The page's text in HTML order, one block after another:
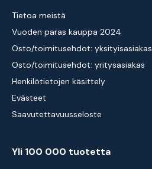
Tietoa meistä
Vuoden paras kauppa 2024
Osto/toimitusehdot: yksityisasiakas
Osto/toimitusehdot: yritysasiakas
Henkilötietojen käsittely
Evästeet
Saavutettavuusseloste
Yli 100 000 tuotetta